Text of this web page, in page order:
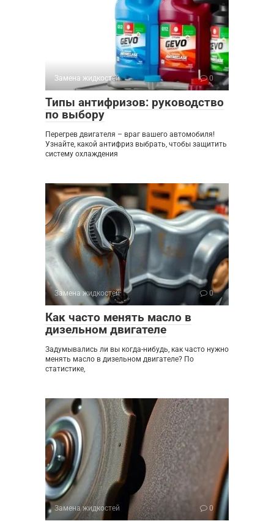
Замена жидкостей 0
Типы антифризов: руководство
по выбору
Перегрев двигателя – враг вашего автомобиля!
Узнайте, какой антифриз выбрать, чтобы защитить
систему охлаждения
Замена жидкостей 0
Как часто менять масло в
дизельном двигателе
Задумывались ли вы когда-нибудь, как часто нужно
менять масло в дизельном двигателе? По
статистике,
Замена жидкостей 0